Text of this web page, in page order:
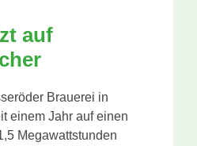
auf
Brauerei in
einem Jahr auf einen
Megawattstunden